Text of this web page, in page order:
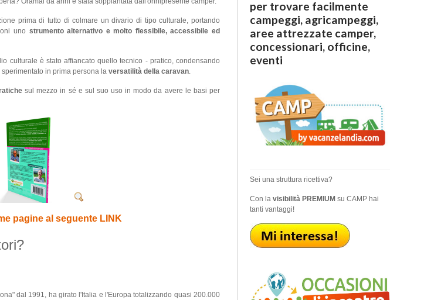
prima di tutto di colmare un divario di tipo culturale, portando
uno strumento alternativo e molto flessibile, accessibile ed
culturale è stato affiancato quello tecnico - pratico, condensando
in prima persona la versatilità della caravan.
sul mezzo in sé e sul suo uso in modo da avere le basi per
pagine al seguente LINK
dal 1991, ha girato l'Italia e l'Europa totalizzando quasi 200.000
per trovare facilmente
campeggi, agricampeggi,
aree attrezzate camper,
concessionari, officine,
eventi
Sei una struttura ricettiva?
Con la visibilità PREMIUMsu CAMP hai
tanti vantaggi!